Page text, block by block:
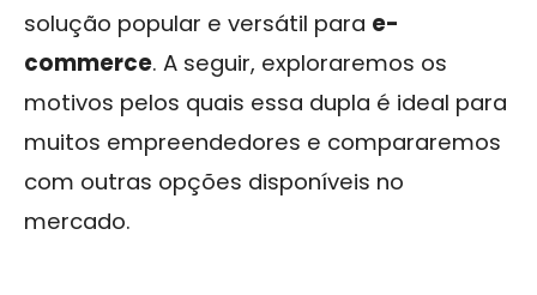
solução popular e versátil para e-
commerce. A seguir, exploraremos os
motivos pelos quais essa dupla é ideal para
muitos empreendedores e compararemos
com outras opções disponíveis no
mercado.